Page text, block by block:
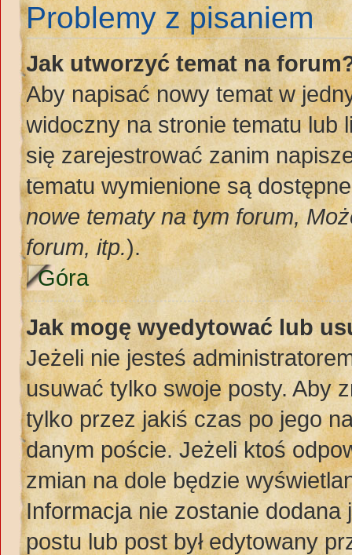
Problemy z pisaniem
Jak utworzyć temat na
Aby napisać nowy temat w
widoczny na stronie tematu lub
się zarejestrować zanim
tematu wymienione są
nowe tematy na tym forum,
forum, itp.).
Góra
Jak mogę wyedytować lub
Jeżeli nie jesteś
usuwać tylko swoje posty. Aby
tylko przez jakiś czas po jego
danym poście. Jeżeli ktoś
zmian na dole będzie
Informacja nie zostanie dodana
postu lub post był edytowany